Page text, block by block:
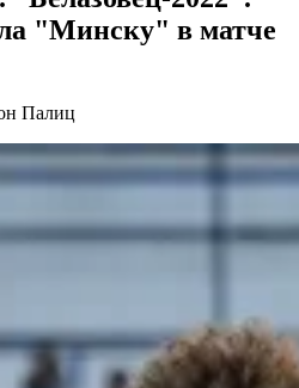
"Минску" в матче
Палиц